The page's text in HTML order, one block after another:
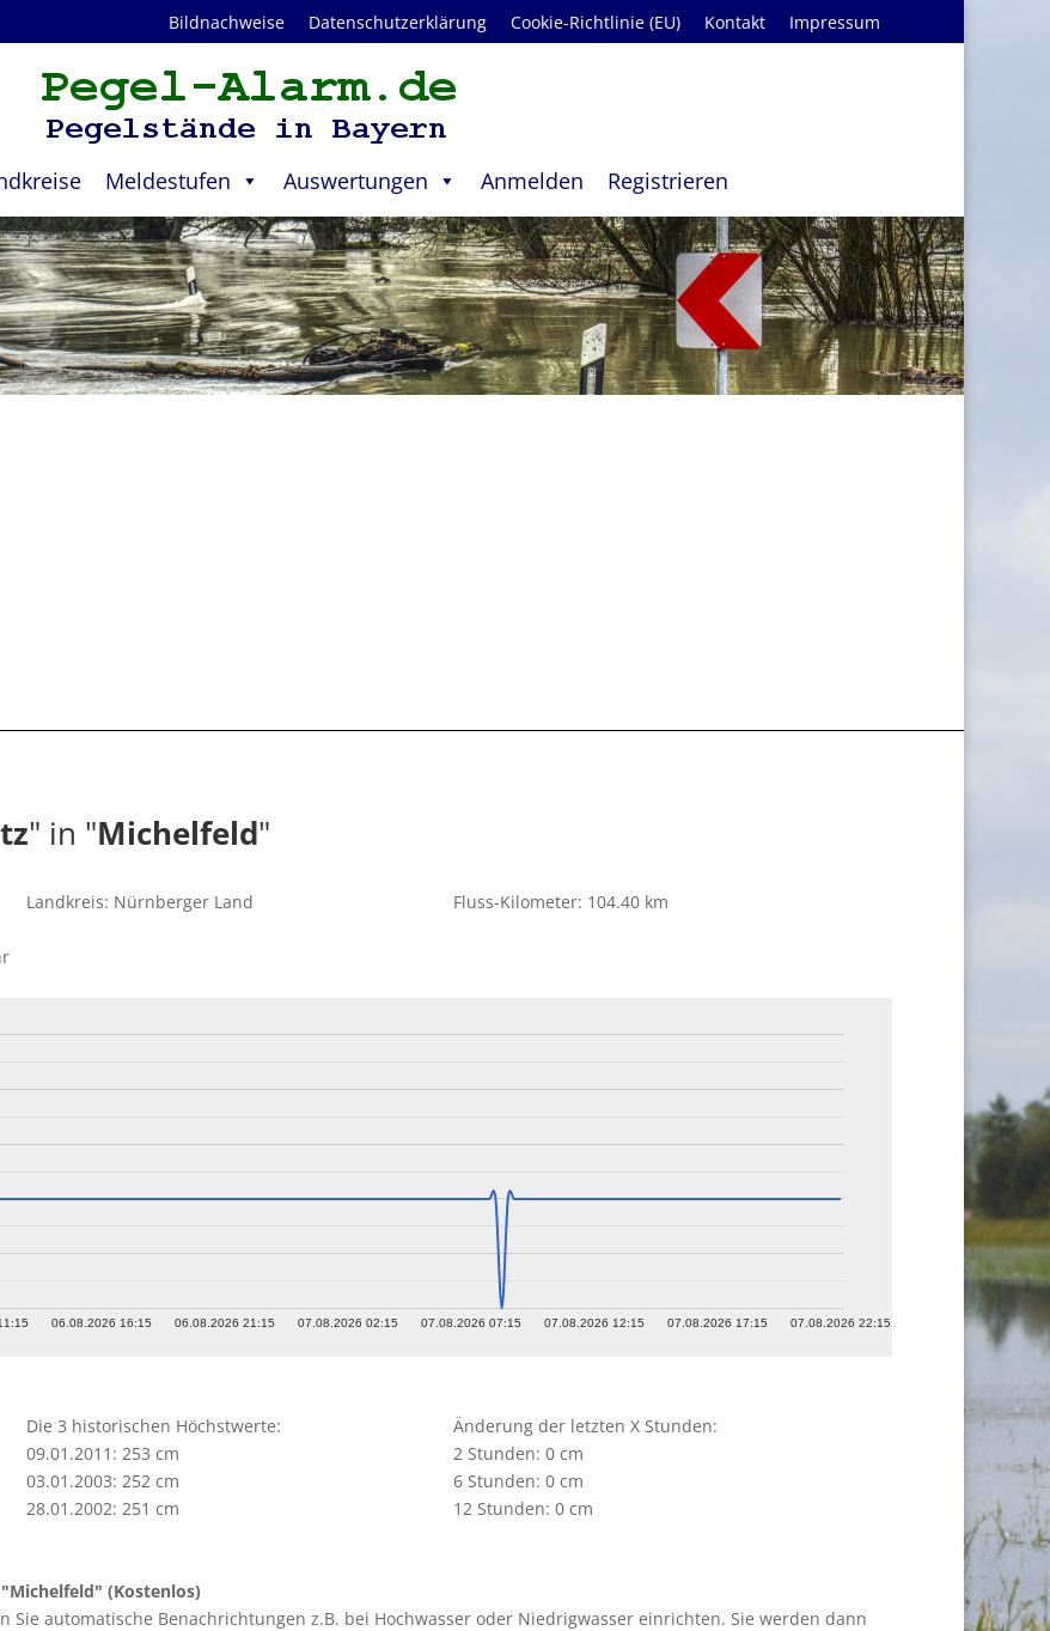
Bildnachweise Datenschutzerklärung Cookie-Richtlinie (EU) Kontakt Impressum
Meldestufen Auswertungen Anmelden Registrieren
" in "Michelfeld"
Landkreis: Nürnberger Land Fluss-Kilometer: 104.40 km
06.08.2026 16:15 06.08.2026 21:15 07.08.2026 02:15 07.08.2026 07:15 07.08.2026 12:15 07.08.2026 17:15 07.08.2026 22:15
Die 3 historischen Höchstwerte:
09.01.2011: 253 cm
03.01.2003: 252 cm
28.01.2002: 251 cm
Änderung der letzten X Stunden:
2 Stunden: 0 cm
6 Stunden: 0 cm
12 Stunden: 0 cm
(Kostenlos)
Sie automatische Benachrichtungen z.B. bei Hochwasser oder Niedrigwasser einrichten. Sie werden dann